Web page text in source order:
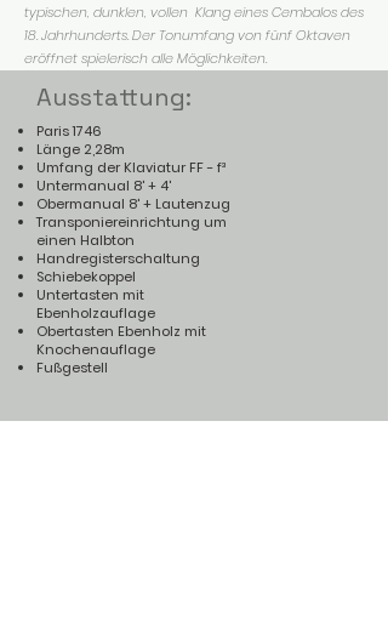
typischen, dunklen, vollen Klang eines Cembalos des
18. Jahrhunderts. Der Tonumfang von fünf Oktaven
eröffnet spielerisch alle Möglichkeiten.
Ausstattung:
Paris 1746
Länge 2,28m
Umfang der Klaviatur FF - f³
Untermanual 8' + 4'
Obermanual 8' + Lautenzug
Transponiereinrichtung um
einen Halbton
Handregisterschaltung
Schiebekoppel
Untertasten mit
Ebenholzauflage
Obertasten Ebenholz mit
Knochenauflage
Fußgestell